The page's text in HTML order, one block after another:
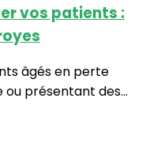
vos patients :
âgés en perte
présentant des...